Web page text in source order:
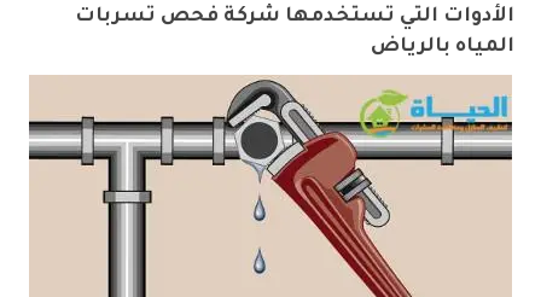
الأدوات التي تستخدمها شركة فحص تسربات
المياه بالرياض